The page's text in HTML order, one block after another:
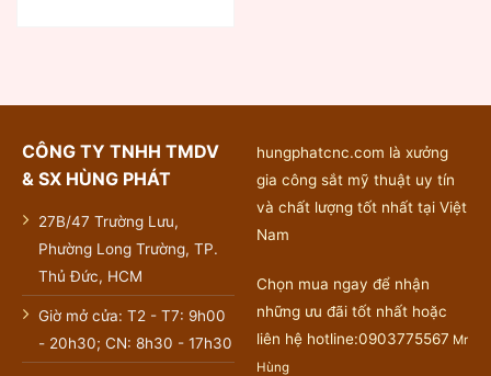
CÔNG TY TNHH TMDV
& SX HÙNG PHÁT
27B/47 Trường Lưu,
Phường Long Trường, TP.
Thủ Đức, HCM
Giờ mở cửa: T2 - T7: 9h00
- 20h30; CN: 8h30 - 17h30
hungphatcnc.com là xưởng
gia công sắt mỹ thuật uy tín
và chất lượng tốt nhất tại Việt
Nam
Chọn mua ngay để nhận
những ưu đãi tốt nhất hoặc
liên hệ hotline:0903775567 Mr
Hùng